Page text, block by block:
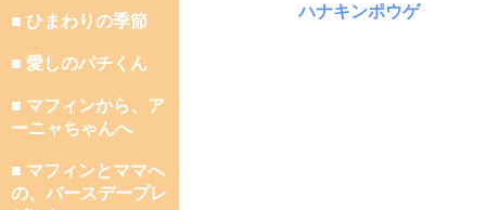
■ ひまわりの季節
■ 愛しのパチくん
■ マフィンから、ア
ーニャちゃんへ
■ マフィンとママへ
の、バースデープレ
ハナキンポウゲ